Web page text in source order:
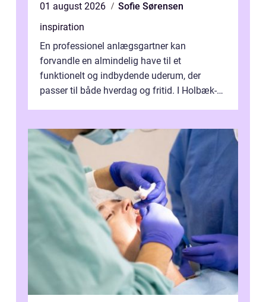
01 august 2026
Sofie Sørensen
inspiration
En professionel anlægsgartner kan
forvandle en almindelig have til et
funktionelt og indbydende uderum, der
passer til både hverdag og fritid. I Holbæk-